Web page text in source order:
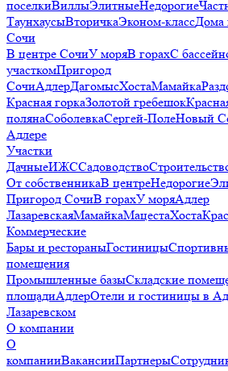
поселкиВиллыЭлитныеНедорогие
ТаунхаусыВторичкаЭконом-классДома
Сочи
В центре СочиУ моряВ горахС
участкомПригород
СочиАдлерДагомысХостаМамайка
Красная горкаЗолотой гребешок
полянаСоболевкаСергей-ПолеНовый
Адлере
Участки
ДачныеИЖССадоводство
От собственникаВ центреНедорогие
Пригород СочиВ горахУ моряАдлер
ЛазаревскаяМамайкаМацестаХоста
Коммерческие
Бары и рестораныГостиницы
помещения
Промышленные базыСкладские
площадиАдлерОтели и гостиницы в
Лазаревском
О компании
О
компанииВакансииПартнеры